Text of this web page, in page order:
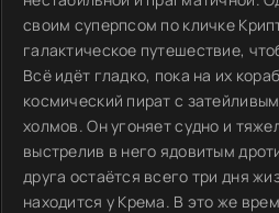
своим суперпсом по кличке
галактическое путешествие,
Всё идёт гладко, пока на их
космический пират с
холмов. Он угоняет судно и
выстрелив в него ядовитым
друга остаётся всего три дня
находится у Крема. В это же